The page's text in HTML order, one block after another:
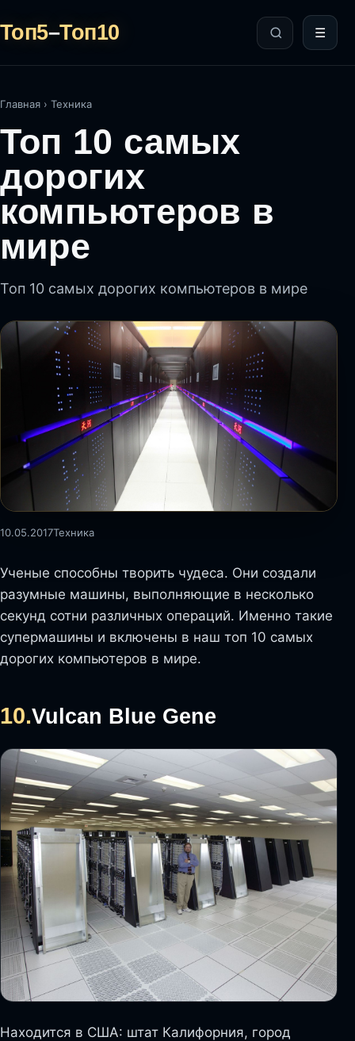
Топ5–Топ10 ☰
Главная › Техника
Топ 10 самых
дорогих
компьютеров в
мире
Топ 10 самых дорогих компьютеров в мире
10.05.2017Техника
Ученые способны творить чудеса. Они создали
разумные машины, выполняющие в несколько
секунд сотни различных операций. Именно такие
супермашины и включены в наш топ 10 самых
дорогих компьютеров в мире.
10.Vulcan Blue Gene
Находится в США: штат Калифорния, город